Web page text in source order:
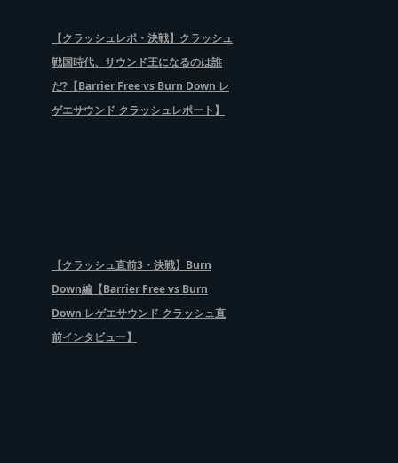
【クラッシュレポ・決戦】クラッシュ
戦国時代、サウンド王になるのは誰
だ?【Barrier Free vs Burn Down レ
ゲエサウンド クラッシュレポート】
【クラッシュ直前3・決戦】Burn
Down編【Barrier Free vs Burn
Down レゲエサウンド クラッシュ直
前インタビュー】